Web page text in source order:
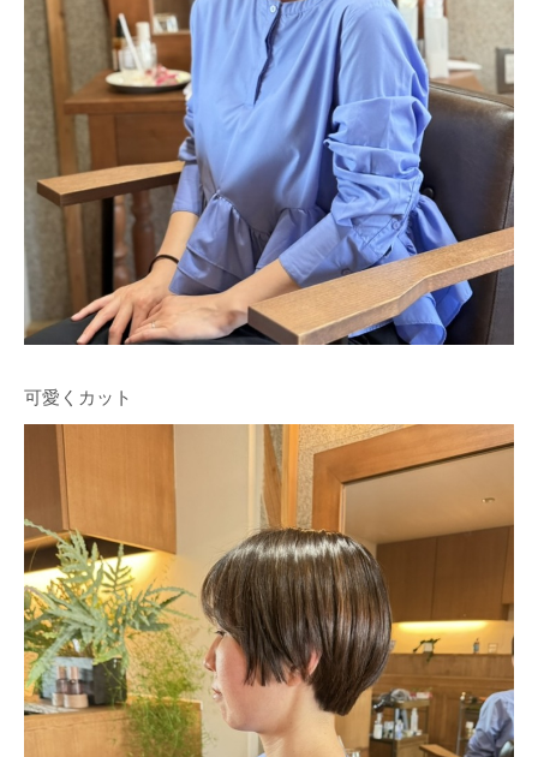
可愛くカット